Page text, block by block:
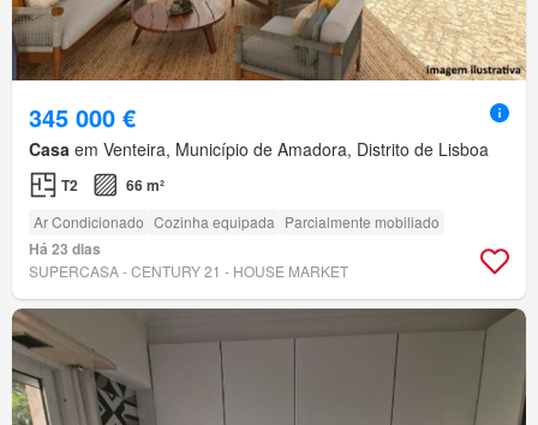
345 000 €
Casa em Venteira, Município de Amadora, Distrito de Lisboa
T2 66 m²
Ar Condicionado Cozinha equipada Parcialmente mobiliado
Há 23 dias
SUPERCASA - CENTURY 21 - HOUSE MARKET